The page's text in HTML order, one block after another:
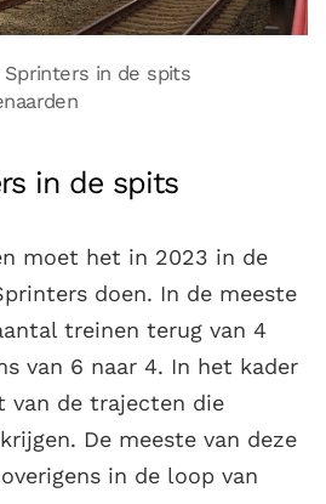
in de spits
in de spits
moet het in 2023 in de
doen. In de meeste
treinen terug van 4
van 6 naar 4. In het kader
van de trajecten die
De meeste van deze
in de loop van